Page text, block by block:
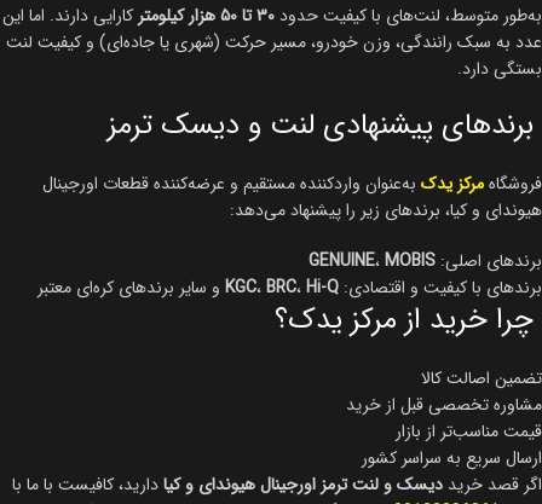
به‌طور متوسط، لنت‌های با کیفیت حدود ۳۰ تا ۵۰ هزار کیلومتر
کارایی دارند. اما این
عدد به سبک رانندگی، وزن خودرو، مسیر حرکت (شهری یا جاده‌ای) و کیفیت لنت
بستگی دارد.
برندهای پیشنهادی لنت و دیسک ترمز
فروشگاهمرکز یدک به‌عنوان واردکننده مستقیم و عرضه‌کننده قطعات اورجینال
هیوندای و کیا، برندهای زیر را پیشنهاد می‌دهد:
برندهای اصلی:
GENUINE،MOBIS
برندهای با کیفیت و اقتصادی:
KGC،BRC،Hi-Q و سایر برندهای کره‌ای معتبر
چرا خرید از مرکز یدک؟
تضمین اصالت کالا
مشاوره تخصصی قبل از خرید
قیمت مناسب‌تر از بازار
ارسال سریع به سراسر کشور
اگر قصد خرید دیسک و لنت ترمز اورجینال هیوندای و کیادارید، کافیست با ما با